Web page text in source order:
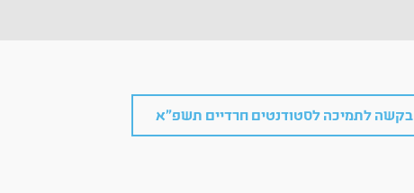
בקשה לתמיכה לסטודנטים חרדיים תשפ"א